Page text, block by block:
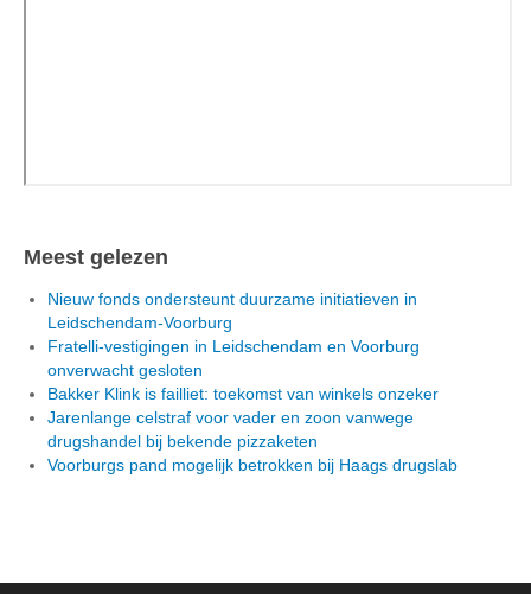
Meest gelezen
Nieuw fonds ondersteunt duurzame initiatieven in
Leidschendam-Voorburg
Fratelli-vestigingen in Leidschendam en Voorburg
onverwacht gesloten
Bakker Klink is failliet: toekomst van winkels onzeker
Jarenlange celstraf voor vader en zoon vanwege
drugshandel bij bekende pizzaketen
Voorburgs pand mogelijk betrokken bij Haags drugslab